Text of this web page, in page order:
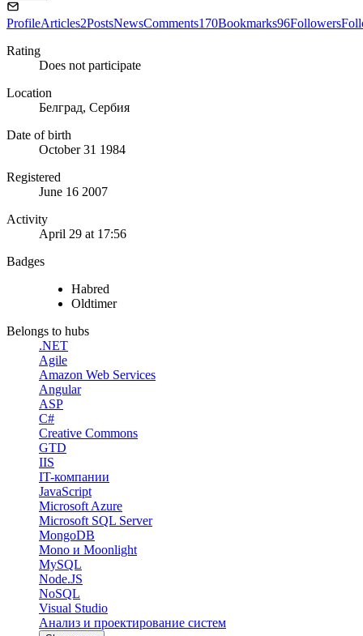
ProfileArticles2PostsNewsComments170Bookmarks96Followers
Rating
Does not participate
Location
Белград, Сербия
Date of birth
October 31 1984
Registered
June 16 2007
Activity
April 29 at 17:56
Badges
Habred
Oldtimer
Belongs to hubs
.NET
Agile
Amazon Web Services
Angular
ASP
C#
Creative Commons
GTD
IIS
IT-компании
JavaScript
Microsoft Azure
Microsoft SQL Server
MongoDB
Mono и Moonlight
MySQL
Node.JS
NoSQL
Visual Studio
Анализ и проектирование систем